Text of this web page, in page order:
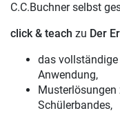
C.C.Buchner selbst
click & teach zu Der
das
Anwendung,
Schülerbandes,